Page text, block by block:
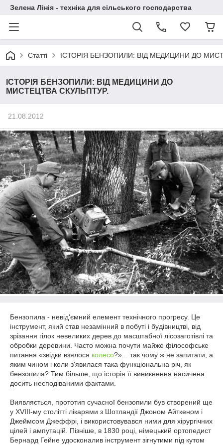
Зелена Лінія - техніка для сільського господарства
Статті ІСТОРІЯ БЕНЗОПИЛИ: ВІД МЕДИЦИНИ ДО
ІСТОРІЯ БЕНЗОПИЛИ: ВІД МЕДИЦИНИ ДО
МИСТЕЦТВА СКУЛЬПТУР.
21.08.2012
Бензопила - невід'ємний елемент технічного прогресу. Це
інструмент, який став незамінний в побуті і будівництві, від
зрізання гілок невеликих дерев до масштабної лісозаготівлі та
обробки деревини. Часто можна почути майже філософське
питання «звідки взялося колесо?»... так чому ж не запитати, а
яким чином і коли з'явилася така функціональна річ, як
бензопила? Тим більше, що історія її виникнення насичена
досить несподіваними фактами.
Виявляється, прототип сучасної бензопили був створений ще
у XVIII-му столітті лікарями з Шотландії Джоном Айткеном і
Джеймсом Джеффрі, і використовувався ними для хірургічних
цілей і ампутацій. Пізніше, в 1830 році, німецький ортопедист
Бернард Гейне удосконалив інструмент зігнутими під кутом